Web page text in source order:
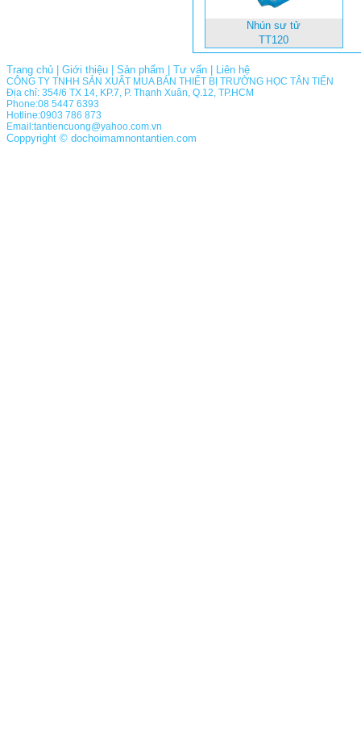
Nhún sư tử
TT120
Trang chủ Giới thiệu Sản phẩm Tư vấn Liên hệ
CÔNG TY TNHH SẢN XUẤT MUA BÁN THIẾT BỊ TRƯỜNG HỌC TÂN TIẾN
Địa chỉ: 354/6 TX 14, KP.7, P. Thạnh Xuân, Q.12, TP.HCM
Phone:08 5447 6393
Hotline:0903 786 873
Email:tantiencuong@yahoo.com.vn
Coppyright © dochoimamnontantien.com